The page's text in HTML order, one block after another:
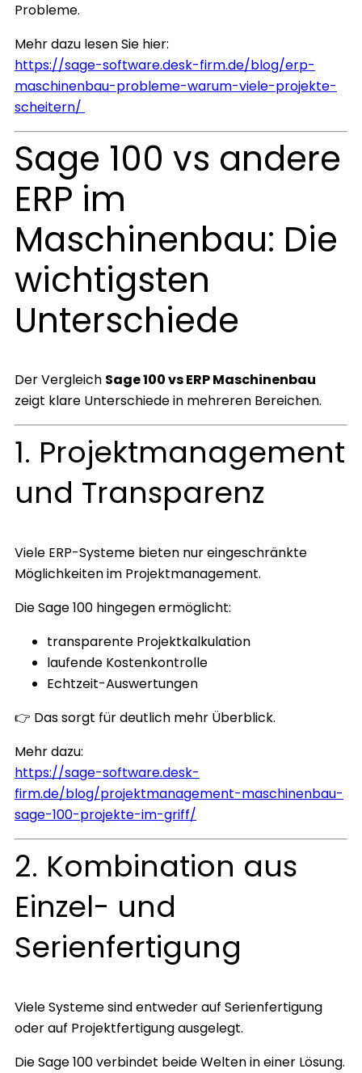
Probleme.
Mehr dazu lesen Sie hier:
https://sage-software.desk-firm.de/blog/erp-
maschinenbau-probleme-warum-viele-projekte-
scheitern/
Sage 100 vs andere
ERP im
Maschinenbau: Die
wichtigsten
Unterschiede
Der Vergleich Sage 100 vs ERP Maschinenbau
zeigt klare Unterschiede in mehreren Bereichen.
1. Projektmanagement
und Transparenz
Viele ERP-Systeme bieten nur eingeschränkte
Möglichkeiten im Projektmanagement.
Die Sage 100 hingegen ermöglicht:
transparente Projektkalkulation
laufende Kostenkontrolle
Echtzeit-Auswertungen
👉 Das sorgt für deutlich mehr Überblick.
Mehr dazu:
https://sage-software.desk-
firm.de/blog/projektmanagement-maschinenbau-
sage-100-projekte-im-griff/
2. Kombination aus
Einzel- und
Serienfertigung
Viele Systeme sind entweder auf Serienfertigung
oder auf Projektfertigung ausgelegt.
Die Sage 100 verbindet beide Welten in einer Lösung.